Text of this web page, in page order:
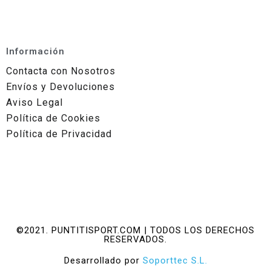
Información
Contacta con Nosotros
Envíos y Devoluciones
Aviso Legal
Política de Cookies
Política de Privacidad
©2021. PUNTITISPORT.COM | TODOS LOS DERECHOS
RESERVADOS.
Desarrollado por Soporttec S.L.